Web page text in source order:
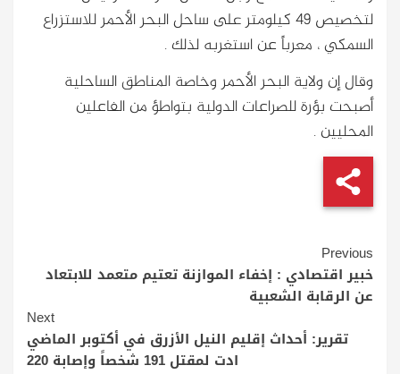
لتخصيص 49 كيلومتر على ساحل البحر الأحمر للاستزراع
السمكي ، معرباً عن استغربه لذلك .
وقال إن ولاية البحر الأحمر وخاصة المناطق الساحلية
أصبحت بؤرة للصراعات الدولية بتواطؤ من الفاعلين
المحليين .
Continue
Reading
Previous
خبير اقتصادي : إخفاء الموازنة تعتيم متعمد للابتعاد
عن الرقابة الشعبية
Next
تقرير: أحداث إقليم النيل الأزرق في أكتوبر الماضي
ادت لمقتل 191 شخصاً وإصابة 220